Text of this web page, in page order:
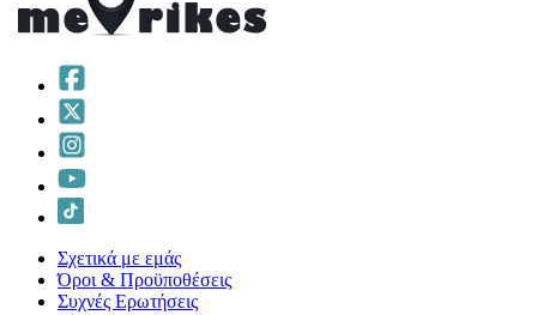
Σχετικά με εμάς
Όροι & Προϋποθέσεις
Συχνές Ερωτήσεις